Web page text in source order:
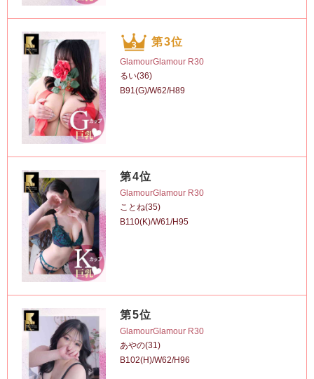
第3位
GlamourGlamour R30
るい(36)
B91(G)/W62/H89
第4位
GlamourGlamour R30
ことね(35)
B110(K)/W61/H95
第5位
GlamourGlamour R30
あやの(31)
B102(H)/W62/H96